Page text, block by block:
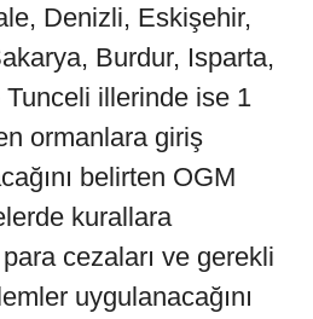
Denizli, Eskişehir,
Burdur, Isparta,
illerinde ise 1
ormanlara giriş
belirten OGM
kurallara
cezaları ve gerekli
uygulanacağını